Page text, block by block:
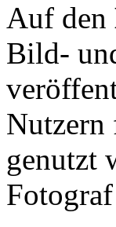
Auf den
Bild-
Nutzern
genutzt